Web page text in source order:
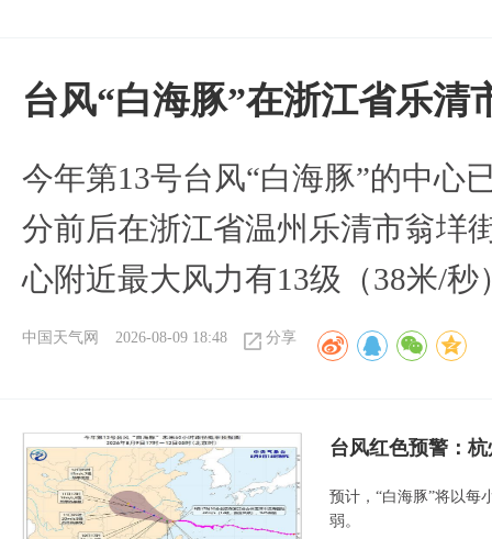
台风“白海豚”在浙江省乐清
今年第13号台风“白海豚”的中心
分前后在浙江省温州乐清市翁垟
心附近最大风力有13级（38米/秒
中国天气网 2026-08-09 18:48 分享
台风红色预警：
预计，“白海豚”将以每
弱。